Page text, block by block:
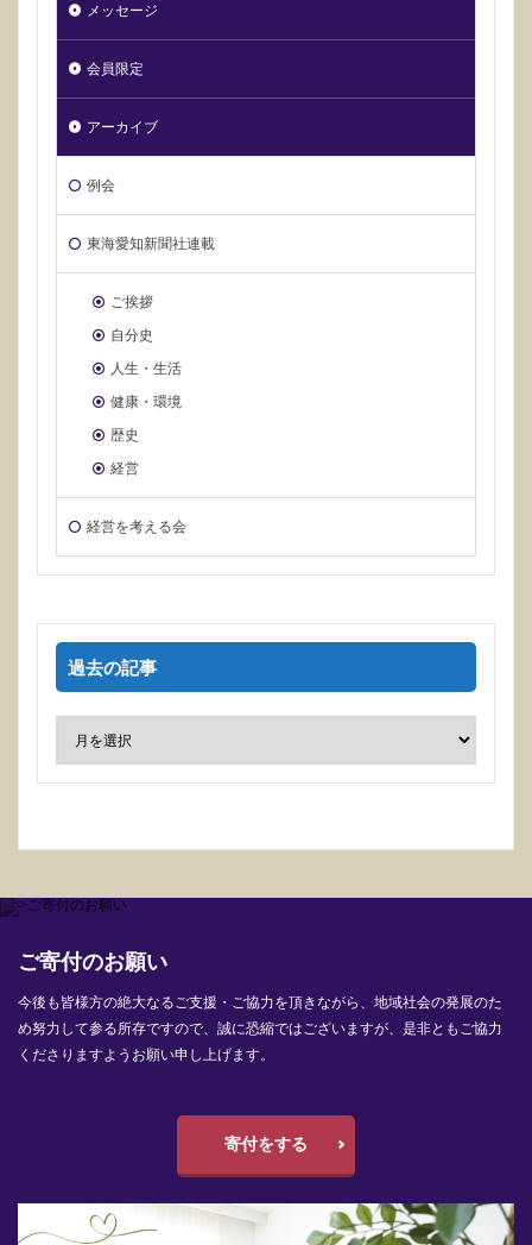
メッセージ
会員限定
アーカイブ
例会
東海愛知新聞社連載
ご挨拶
自分史
人生・生活
健康・環境
歴史
経営
経営を考える会
過去の記事
ご寄付のお願い
今後も皆様方の絶大なるご支援・ご協力を頂きながら、地域社会の発展のた
め努力して参る所存ですので、誠に恐縮ではございますが、是非ともご協力
くださりますようお願い申し上げます。
寄付をする